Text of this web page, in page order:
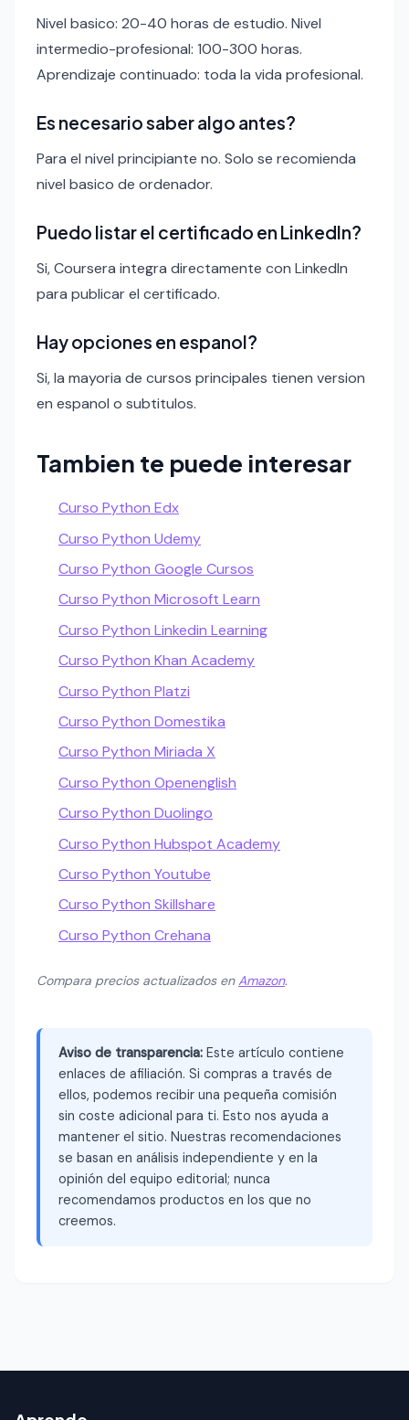
Nivel basico: 20-40 horas de estudio. Nivel
intermedio-profesional: 100-300 horas.
Aprendizaje continuado: toda la vida profesional.
Es necesario saber algo antes?
Para el nivel principiante no. Solo se recomienda
nivel basico de ordenador.
Puedo listar el certificado en LinkedIn?
Si, Coursera integra directamente con LinkedIn
para publicar el certificado.
Hay opciones en espanol?
Si, la mayoria de cursos principales tienen version
en espanol o subtitulos.
Tambien te puede interesar
Curso Python Edx
Curso Python Udemy
Curso Python Google Cursos
Curso Python Microsoft Learn
Curso Python Linkedin Learning
Curso Python Khan Academy
Curso Python Platzi
Curso Python Domestika
Curso Python Miriada X
Curso Python Openenglish
Curso Python Duolingo
Curso Python Hubspot Academy
Curso Python Youtube
Curso Python Skillshare
Curso Python Crehana
Compara precios actualizados enAmazon.
Aviso de transparencia: Este artículo contiene
enlaces de afiliación. Si compras a través de
ellos, podemos recibir una pequeña comisión
sin coste adicional para ti. Esto nos ayuda a
mantener el sitio. Nuestras recomendaciones
se basan en análisis independiente y en la
opinión del equipo editorial; nunca
recomendamos productos en los que no
creemos.